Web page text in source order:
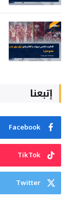
إتبعنا
Facebook
TikTok
Twitter